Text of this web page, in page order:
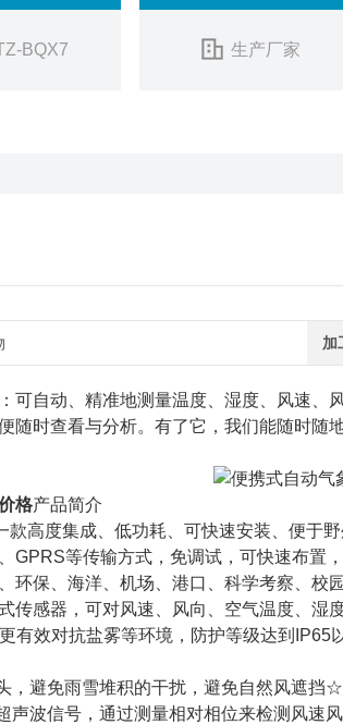
BQX7 生产厂家
加
：可自动、精准地测量温度、湿度、风速
随时查看与分析。有了它，我们能随时
格产品简介
度集成、低功耗、可快速安装、便于野
等传输方式，免调试，可快速布置，
环保、海洋、机场、港口、科学考察、校
器，可对风速、风向、空气温度、湿
有效对抗盐雾等环境，防护等级达到IP65
避免雨雪堆积的干扰，避免自然风遮挡☆
波信号，通过测量相对相位来检测风速